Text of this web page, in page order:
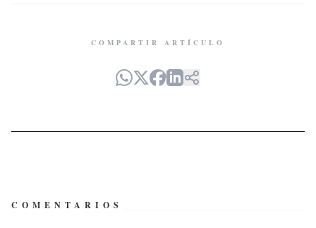
COMPARTIR ARTÍCULO
COMENTARIOS